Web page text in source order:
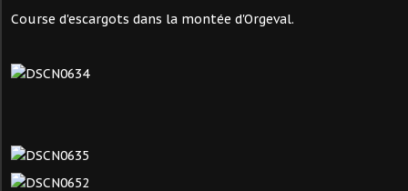
Course d'escargots dans la montée d'Orgeval.